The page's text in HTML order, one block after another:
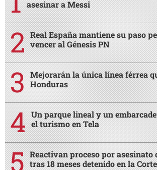
asesinar a Messi
Real España mantiene su paso
vencer al Génesis PN
Mejorarán la única línea férrea
Honduras
Un parque lineal y un
el turismo en Tela
Reactivan proceso por asesinato
tras 18 meses detenido en la Corte